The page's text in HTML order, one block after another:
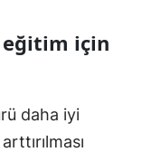
için
daha iyi